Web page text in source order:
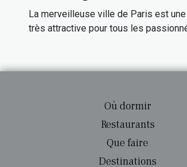
La merveilleuse ville de Paris est
très attractive pour tous les
Où dormir
Restaurants
Que faire
Destinations